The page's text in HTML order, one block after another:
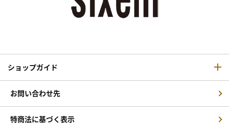
ショップガイド
お問い合わせ先
特商法に基づく表示